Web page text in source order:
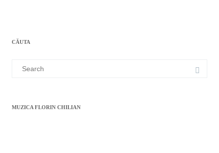
CĂUTA
MUZICA FLORIN CHILIAN